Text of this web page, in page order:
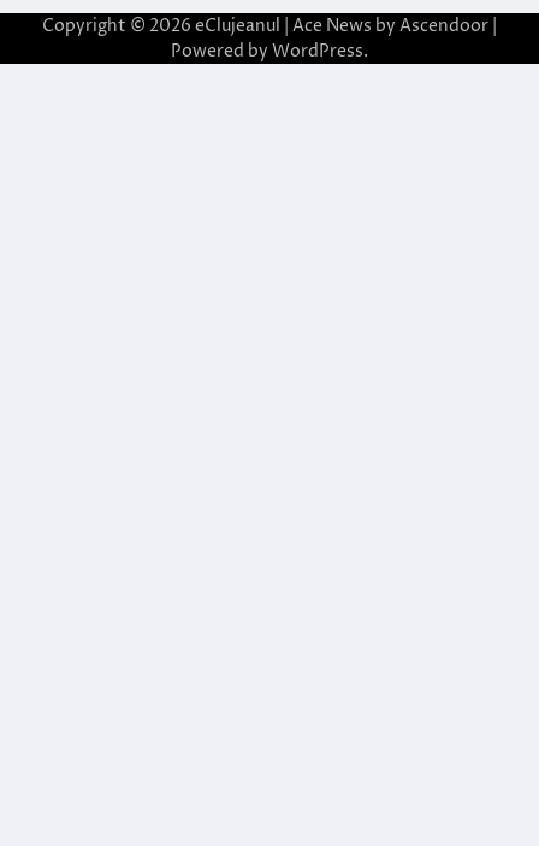
Copyright © 2026 eClujeanul | Ace News by Ascendoor
Powered by WordPress.